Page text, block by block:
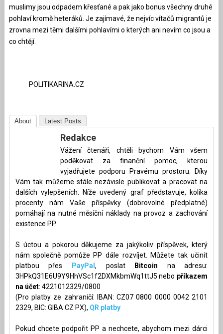
muslimy jsou odpadem křesťané a pak jako bonus všechny druhé
pohlaví kromě heteráků. Je zajímavé, že nejvíc vítačů migrantů je
zrovna mezi těmi dalšími pohlavími o kterých ani nevím co jsou a
co chtějí.
POLITIKARINA.CZ
About Latest Posts
Redakce
Vážení čtenáři, chtěli bychom Vám všem
poděkovat za finanční pomoc, kterou
vyjadřujete podporu Pravému prostoru. Díky
Vám tak můžeme stále nezávisle publikovat a pracovat na
dalších vylepšeních. Níže uvedený graf představuje, kolika
procenty nám Vaše příspěvky (dobrovolné předplatné)
pomáhají na nutné měsíční náklady na provoz a zachování
existence PP.
S úctou a pokorou děkujeme za jakýkoliv příspěvek, který
nám společně pomůže PP dále rozvíjet. Můžete tak učinit
platbou přes
PayPal , poslat Bitcoin na adresu:
3HPkQ31E6U9Y9HhVSc1f2DXMkbmWq1ttJ5 nebo příkazem
na účet: 4221012329/0800
(Pro platby ze zahraničí: IBAN: CZ07 0800 0000 0042 2101
2329, BIC: GIBA CZ PX), QR platby
Pokud chcete podpořit PP a nechcete, abychom mezi dárci